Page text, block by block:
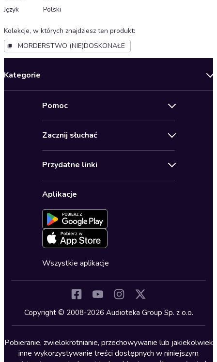
Język
Polski
Kolekcje, w których znajdziesz ten produkt:
MORDERSTWO (NIE)DOSKONAŁE
Kategorie
Biznes, marketing, ekonomia
Dla młodzieży
Kryminały
Lektury szkolne
Literatura anglojęzyczna
Literatura faktu
Pomoc
Pomoc
Ustawienia prywatności
Formularz zgłaszania nielegalnych treści
Deklaracja dostępności
Zacznij słuchać
Karnety
Oferta dla firm i bibliotek
Przydatne linki
Dołącz do newslettera
Blog
Zapowiedzi
Cykle audiobooków
Aplikacje
Wszystkie aplikacje
Copyright © 2008-2026 Audioteka Group Sp. z o.o.
Pobieranie, zwielokrotnianie, przechowywanie lub jakiekolwiek
inne wykorzystywanie treści dostępnych w niniejszym